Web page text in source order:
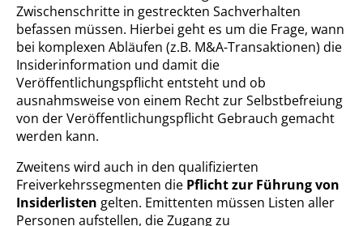
Zwischenschritte in gestreckten Sachverhalten
befassen müssen. Hierbei geht es um die Frage, wann
bei komplexen Abläufen (z.B. M&A-Transaktionen) die
Insiderinformation und damit die
Veröffentlichungspflicht entsteht und ob
ausnahmsweise von einem Recht zur Selbstbefreiung
von der Veröffentlichungspflicht Gebrauch gemacht
werden kann.
Zweitens wird auch in den qualifizierten
Freiverkehrssegmenten die Pflicht zur Führung von
Insiderlisten gelten. Emittenten müssen Listen aller
Personen aufstellen, die Zugang zu